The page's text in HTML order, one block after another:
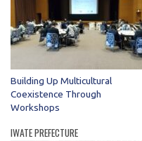
Building Up Multicultural
Coexistence Through
Workshops
IWATE PREFECTURE